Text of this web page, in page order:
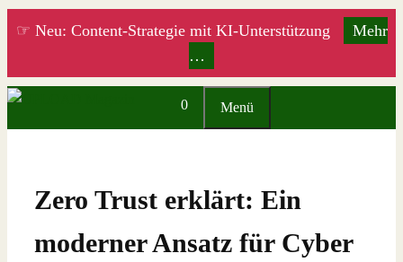
Zum
☞ Neu: Content-Strategie mit KI-Unterstützung
Mehr
…
0 Menü
Zero Trust erklärt: Ein
moderner Ansatz für Cyber